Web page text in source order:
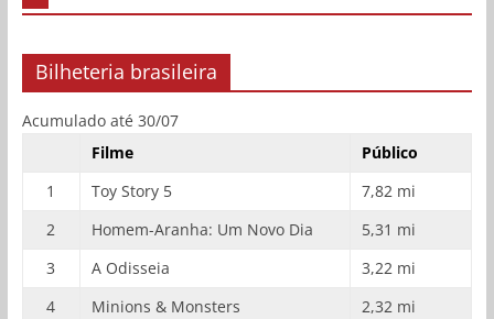
Bilheteria brasileira
Acumulado até 30/07
Filme
Público
1
Toy Story 5
7,82 mi
2
Homem-Aranha: Um Novo Dia
5,31 mi
3
A Odisseia
3,22 mi
4
Minions & Monsters
2,32 mi